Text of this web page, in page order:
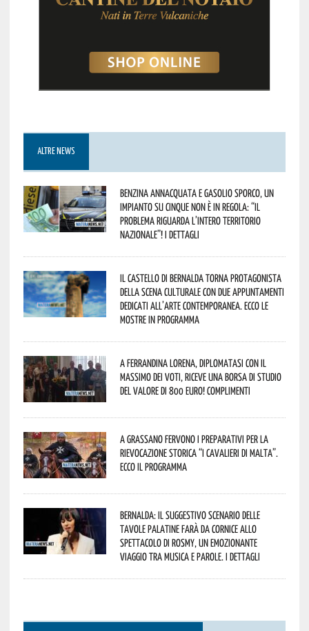
ALTRE NEWS
Benzina annacquata e gasolio sporco, un
impianto su cinque non è in regola: “il
problema riguarda l’intero territorio
Nazionale”! I dettagli
Il Castello di Bernalda torna protagonista
della scena culturale con due appuntamenti
dedicati all’arte contemporanea. Ecco le
mostre in programma
A Ferrandina Lorena, diplomatasi con il
massimo dei voti, riceve una borsa di studio
del valore di 800 euro! Complimenti
A Grassano fervono i preparativi per la
Rievocazione Storica “I CAVALIERI DI MALTA”.
Ecco il programma
Bernalda: il suggestivo scenario delle
Tavole Palatine farà da cornice allo
spettacolo di Rosmy, un emozionante
viaggio tra musica e parole. I dettagli